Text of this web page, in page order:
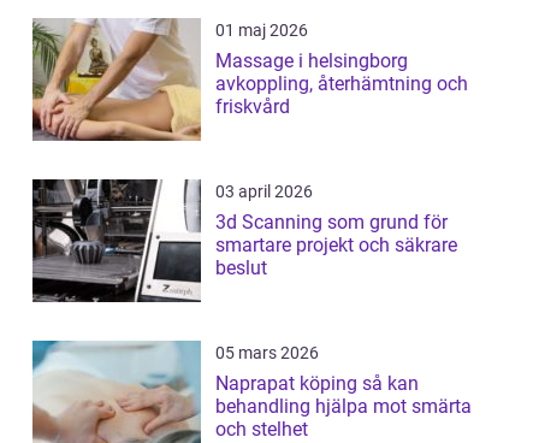
01 maj 2026
Massage i helsingborg
avkoppling, återhämtning och
friskvård
03 april 2026
3d Scanning som grund för
smartare projekt och säkrare
beslut
05 mars 2026
Naprapat köping så kan
behandling hjälpa mot smärta
och stelhet